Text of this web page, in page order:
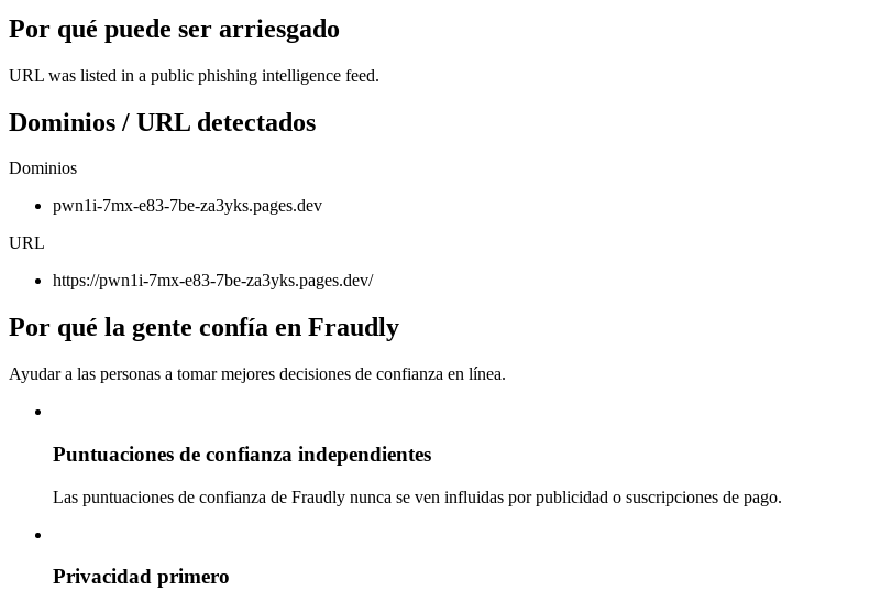
Por qué puede ser arriesgado
URL was listed in a public phishing intelligence feed.
Dominios / URL detectados
Dominios
pwn1i-7mx-e83-7be-za3yks.pages.dev
URL
https://pwn1i-7mx-e83-7be-za3yks.pages.dev/
Por qué la gente confía en Fraudly
Ayudar a las personas a tomar mejores decisiones de confianza en línea.
Puntuaciones de confianza independientes
Las puntuaciones de confianza de Fraudly nunca se ven influidas por publicidad o suscripciones de pago.
Privacidad primero